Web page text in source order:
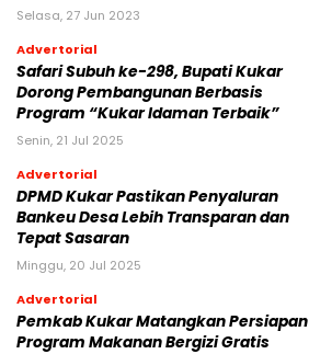
Selasa, 27 Jun 2023
Advertorial
Safari Subuh ke-298, Bupati Kukar
Dorong Pembangunan Berbasis
Program “Kukar Idaman Terbaik”
Senin, 21 Jul 2025
Advertorial
DPMD Kukar Pastikan Penyaluran
Bankeu Desa Lebih Transparan dan
Tepat Sasaran
Minggu, 20 Jul 2025
Advertorial
Pemkab Kukar Matangkan Persiapan
Program Makanan Bergizi Gratis